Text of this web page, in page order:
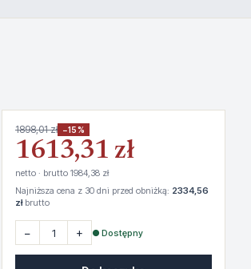
1898,01 zł −15%
1613,31 zł
netto · brutto 1984,38 zł
Najniższa cena z 30 dni przed obniżką: 2334,56
złbrutto
− + ● Dostępny